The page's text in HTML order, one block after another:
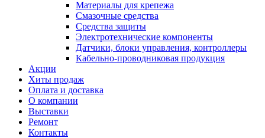
Материалы для крепежа
Смазочные средства
Средства защиты
Электротехнические компоненты
Датчики, блоки управления, контроллеры
Кабельно-проводниковая продукция
Акции
Хиты продаж
Оплата и доставка
О компании
Выставки
Ремонт
Контакты